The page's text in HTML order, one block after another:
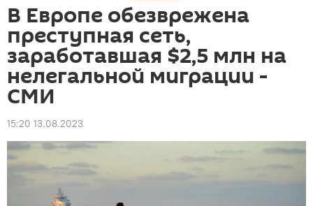
В Европе обезврежена
преступная сеть,
заработавшая $2,5 млн на
нелегальной миграции -
СМИ
15:20 13.08.2023